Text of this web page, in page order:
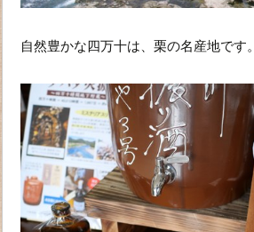
自然豊かな四万十は、栗の名産地です。